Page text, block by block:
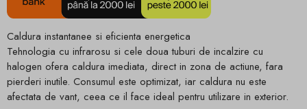
Caldura instantanee si eficienta energetica
Tehnologia cu infrarosu si cele doua tuburi de incalzire cu
halogen ofera caldura imediata, direct in zona de actiune, fara
pierderi inutile. Consumul este optimizat, iar caldura nu este
afectata de vant, ceea ce il face ideal pentru utilizare in exterior.